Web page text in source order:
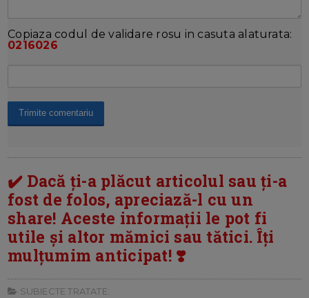
Copiaza codul de validare rosu in casuta alaturata:
0216026
✔️ Dacă ți-a plăcut articolul sau ți-a
fost de folos, apreciază-l cu un
share! Aceste informații le pot fi
utile și altor mămici sau tătici. Îți
mulțumim anticipat! ❣️
SUBIECTE TRATATE: